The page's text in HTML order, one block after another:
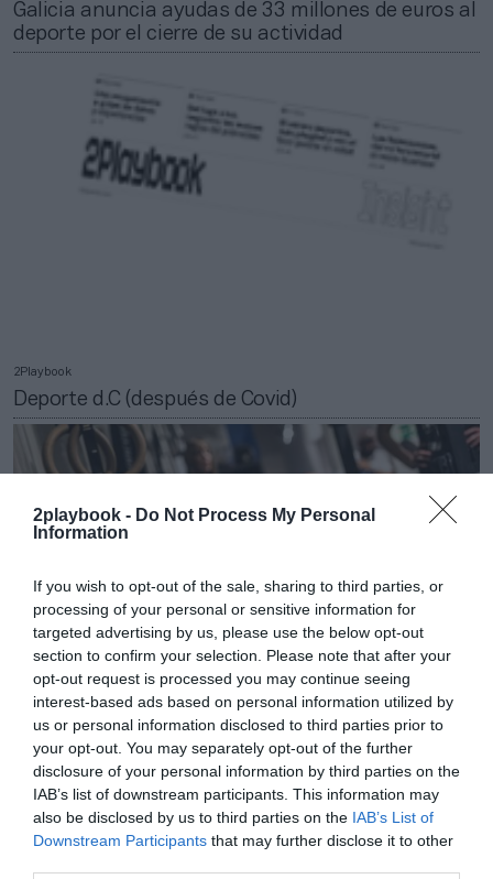
2playbook - Do Not Process My Personal
Information
If you wish to opt-out of the sale, sharing to third parties, or
processing of your personal or sensitive information for
targeted advertising by us, please use the below opt-out
section to confirm your selection. Please note that after your
opt-out request is processed you may continue seeing
interest-based ads based on personal information utilized by
us or personal information disclosed to third parties prior to
your opt-out. You may separately opt-out of the further
disclosure of your personal information by third parties on the
IAB’s list of downstream participants. This information may
also be disclosed by us to third parties on the IAB’s List of
Downstream Participants that may further disclose it to other
Galicia anuncia ayudas de 33 millones de euros al
deporte por el cierre de su actividad
2Playbook
Deporte d.C (después de Covid)
El fitness español pide bajada del IVA al 10% al
considerarlo servicio esencial